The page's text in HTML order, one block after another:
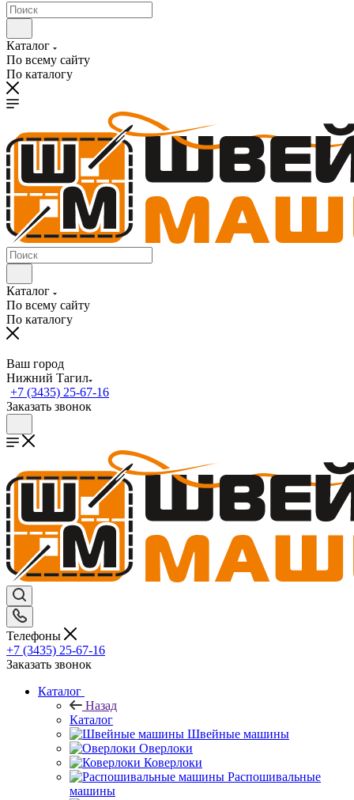
Каталог
По всему сайту
По каталогу
Каталог
По всему сайту
По каталогу
Ваш город
Нижний Тагил
+7 (3435) 25-67-16
Заказать звонок
Телефоны
+7 (3435) 25-67-16
Заказать звонок
Каталог
Назад
Каталог
Швейные машины
Оверлоки
Коверлоки
Распошивальные
машины